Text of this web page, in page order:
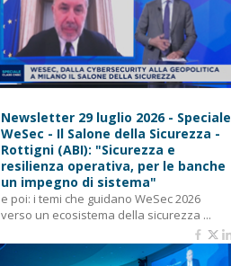
Newsletter 29 luglio 2026 - Speciale
WeSec - Il Salone della Sicurezza -
Rottigni (ABI): "Sicurezza e
resilienza operativa, per le banche
un impegno di sistema"
e poi: i temi che guidano WeSec 2026
verso un ecosistema della sicurezza ...